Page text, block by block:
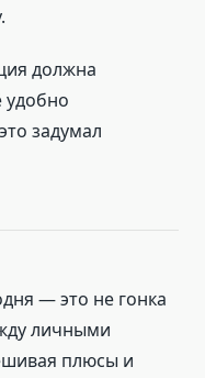
должна
удобно
задумал
— это не гонка
личными
плюсы и